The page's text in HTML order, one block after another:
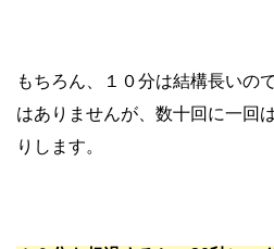
もちろん、１０分は結構長いの
はありませんが、数十回に一回
りします。